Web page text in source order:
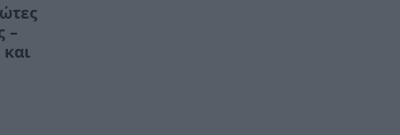
–